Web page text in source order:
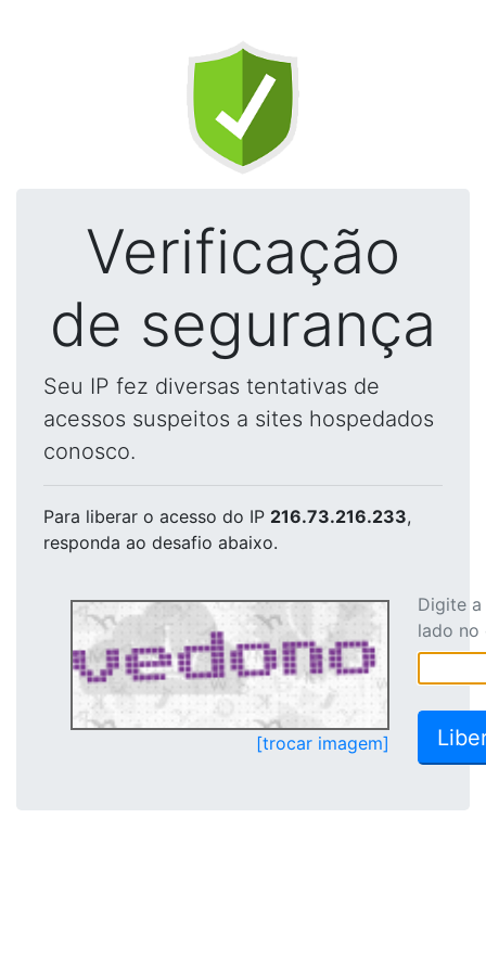
Verificação
de segurança
Seu IP fez diversas tentativas de
acessos suspeitos a sites hospedados
conosco.
Para liberar o acesso do IP 216.73.216.233,
responda ao desafio abaixo.
[trocar imagem]
Digite
lado no